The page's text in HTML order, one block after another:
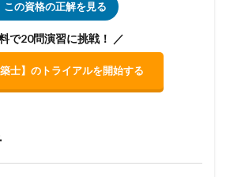
この資格の正解を見る
で20問演習に挑戦！ ／
士】のトライアルを開始する